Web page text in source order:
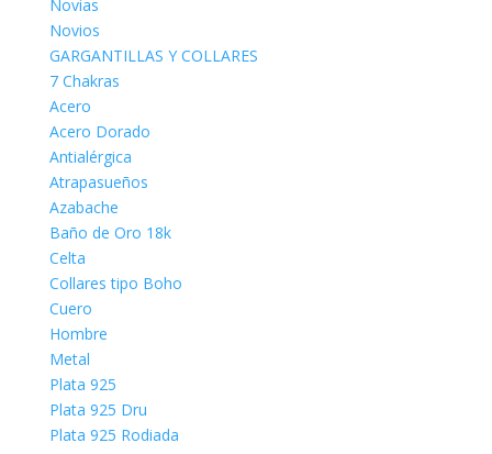
Novias
Novios
GARGANTILLAS Y COLLARES
7 Chakras
Acero
Acero Dorado
Antialérgica
Atrapasueños
Azabache
Baño de Oro 18k
Celta
Collares tipo Boho
Cuero
Hombre
Metal
Plata 925
Plata 925 Dru
Plata 925 Rodiada